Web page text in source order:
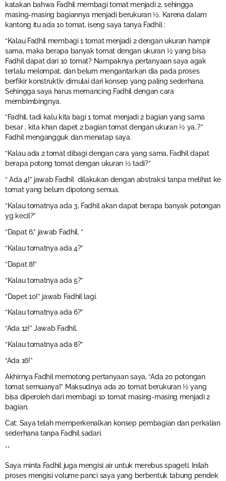
katakan bahwa Fadhil membagi tomat menjadi 2, sehingga
masing-masing bagiannya menjadi berukuran ½. Karena dalam
kantong itu ada 10 tomat, iseng saya tanya Fadhil :
“Kalau Fadhil membagi 1 tomat menjadi 2 dengan ukuran hampir
sama, maka berapa banyak tomat dengan ukuran ½ yang bisa
Fadhil dapat dari 10 tomat? Nampaknya pertanyaan saya agak
terlalu melompat, dan belum mengantarkan dia pada proses
berfikir konstruktiv dimulai dari konsep yang paling sederhana.
Sehingga saya harus memancing Fadhil dengan cara
membimbingnya.
“Fadhil, tadi kalu kita bagi 1 tomat menjadi 2 bagian yang sama
besar , kita khan dapet 2 bagian tomat dengan ukuran ½ ya..?”
Fadhil mengangguk dan menatap saya.
“Kalau ada 2 tomat dibagi dengan cara yang sama, Fadhil dapat
berapa potong tomat dengan ukuran ½ tadi?”
“ Ada 4!” jawab Fadhil dilakukan dengan abstraksi tanpa melihat ke
tomat yang belum dipotong semua.
“Kalau tomatnya ada 3, Fadhil akan dapat berapa banyak potongan
yg kecil?”
“Dapat 6,” jawab Fadhil. “
“Kalau tomatnya ada 4?”
“Dapat 8!”
“Kalau tomatnya ada 5?”
“Dapet 10!” jawab Fadhil lagi.
“Kalau tomatnya ada 6?”
“Ada 12!” Jawab Fadhil.
“Kalau tomatnya ada 8?”
“Ada 16!”
Akhirnya Fadhil memotong pertanyaan saya, “Ada 20 potongan
tomat semuanya!” Maksudnya ada 20 tomat berukuran ½ yang
bisa diperoleh dari membagi 10 tomat masing-masing menjadi 2
bagian.
Cat: Saya telah memperkenalkan konsep pembagian dan perkalian
sederhana tanpa Fadhil sadari.
**
Saya minta Fadhil juga mengisi air untuk merebus spageti. Inilah
proses mengisi volume panci saya yang berbentuk tabung pendek